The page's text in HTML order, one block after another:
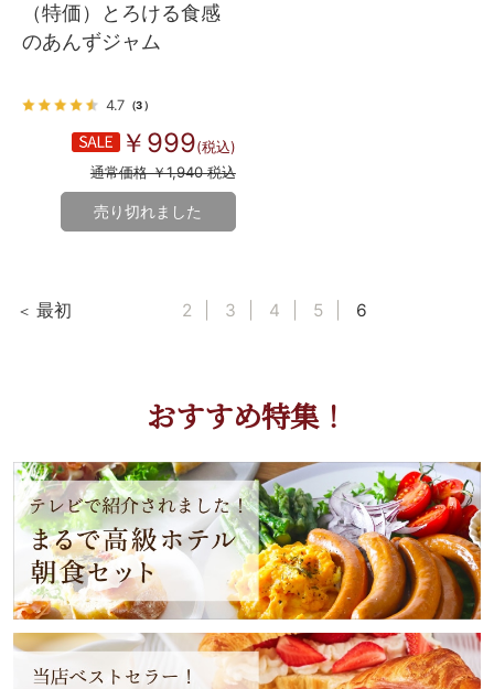
（特価）とろける食感
のあんずジャム
4.7 （3）
￥999(税込)
通常価格 ￥1,940 税込
売り切れました
最初 2 3 4 5 6
おすすめ特集！